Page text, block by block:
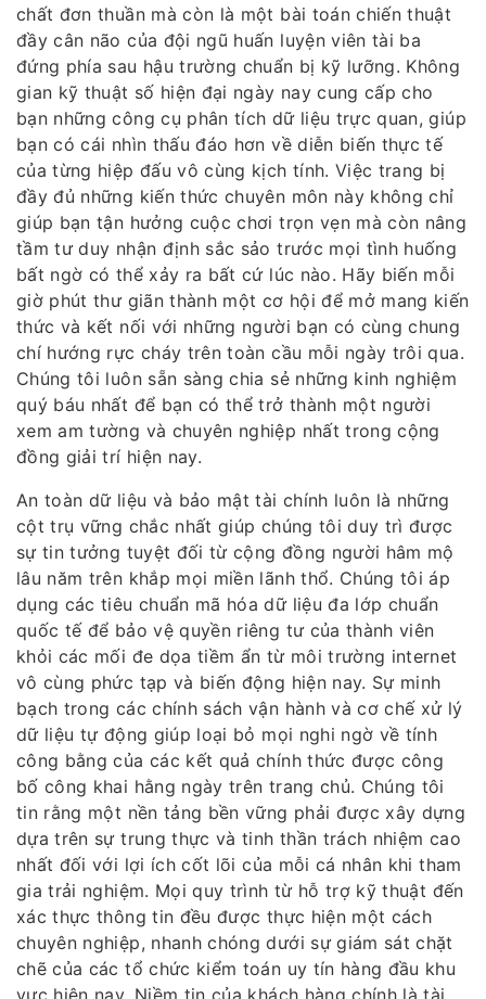
chất đơn thuần mà còn là một bài toán chiến thuật
đầy cân não của đội ngũ huấn luyện viên tài ba
đứng phía sau hậu trường chuẩn bị kỹ lưỡng. Không
gian kỹ thuật số hiện đại ngày nay cung cấp cho
bạn những công cụ phân tích dữ liệu trực quan, giúp
bạn có cái nhìn thấu đáo hơn về diễn biến thực tế
của từng hiệp đấu vô cùng kịch tính. Việc trang bị
đầy đủ những kiến thức chuyên môn này không chỉ
giúp bạn tận hưởng cuộc chơi trọn vẹn mà còn nâng
tầm tư duy nhận định sắc sảo trước mọi tình huống
bất ngờ có thể xảy ra bất cứ lúc nào. Hãy biến mỗi
giờ phút thư giãn thành một cơ hội để mở mang kiến
thức và kết nối với những người bạn có cùng chung
chí hướng rực cháy trên toàn cầu mỗi ngày trôi qua.
Chúng tôi luôn sẵn sàng chia sẻ những kinh nghiệm
quý báu nhất để bạn có thể trở thành một người
xem am tường và chuyên nghiệp nhất trong cộng
đồng giải trí hiện nay.
An toàn dữ liệu và bảo mật tài chính luôn là những
cột trụ vững chắc nhất giúp chúng tôi duy trì được
sự tin tưởng tuyệt đối từ cộng đồng người hâm mộ
lâu năm trên khắp mọi miền lãnh thổ. Chúng tôi áp
dụng các tiêu chuẩn mã hóa dữ liệu đa lớp chuẩn
quốc tế để bảo vệ quyền riêng tư của thành viên
khỏi các mối đe dọa tiềm ẩn từ môi trường internet
vô cùng phức tạp và biến động hiện nay. Sự minh
bạch trong các chính sách vận hành và cơ chế xử lý
dữ liệu tự động giúp loại bỏ mọi nghi ngờ về tính
công bằng của các kết quả chính thức được công
bố công khai hằng ngày trên trang chủ. Chúng tôi
tin rằng một nền tảng bền vững phải được xây dựng
dựa trên sự trung thực và tinh thần trách nhiệm cao
nhất đối với lợi ích cốt lõi của mỗi cá nhân khi tham
gia trải nghiệm. Mọi quy trình từ hỗ trợ kỹ thuật đến
xác thực thông tin đều được thực hiện một cách
chuyên nghiệp, nhanh chóng dưới sự giám sát chặt
chẽ của các tổ chức kiểm toán uy tín hàng đầu khu
vực hiện nay. Niềm tin của khách hàng chính là tài